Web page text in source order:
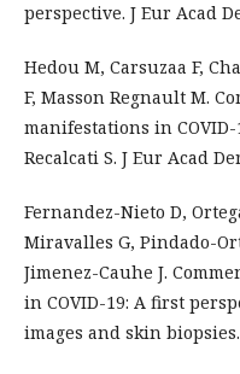
perspective. J Eur Acad
Hedou M, Carsuzaa F,
F, Masson Regnault M.
manifestations in
Recalcati S. J Eur Acad
Fernandez-Nieto D,
Miravalles G, Pindado-
Jimenez-Cauhe J.
in COVID-19: A first
images and skin